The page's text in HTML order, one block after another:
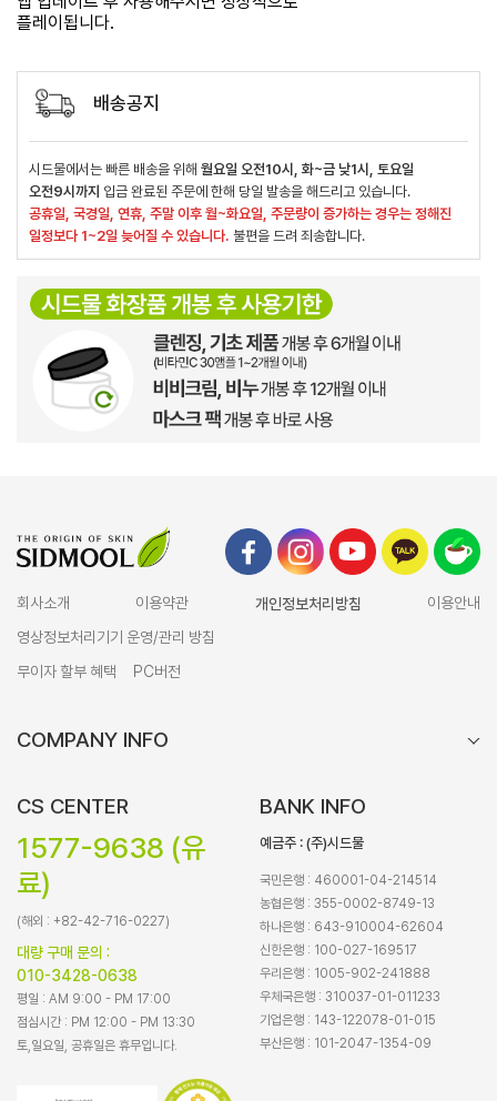
플레이됩니다.
배송공지
시드물에서는 빠른 배송을 위해 월요일 오전10시, 화~금 낮1시, 토요일
오전9시까지 입금 완료된 주문에 한해 당일 발송을 해드리고 있습니다.
공휴일, 국경일, 연휴, 주말 이후 월~화요일, 주문량이 증가하는 경우는 정해진
일정보다 1~2일 늦어질 수 있습니다. 불편을 드려 죄송합니다.
회사소개 이용약관 개인정보처리방침
이용안내
영상정보처리기기 운영/관리 방침
무이자 할부 혜택
PC버전
COMPANY INFO
CS CENTER
1577-9638 (유
료)
(해외 : +82-42-716-0227)
대량 구매 문의 :
010-3428-0638
평일 : AM 9:00 - PM 17:00
점심시간 : PM 12:00 - PM 13:30
토,일요일, 공휴일은 휴무입니다.
BANK INFO
예금주 : (주)시드물
국민은행 : 460001-04-214514
농협은행 : 355-0002-8749-13
하나은행 : 643-910004-62604
신한은행 : 100-027-169517
우리은행 : 1005-902-241888
우체국은행 : 310037-01-011233
기업은행 : 143-122078-01-015
부산은행 : 101-2047-1354-09